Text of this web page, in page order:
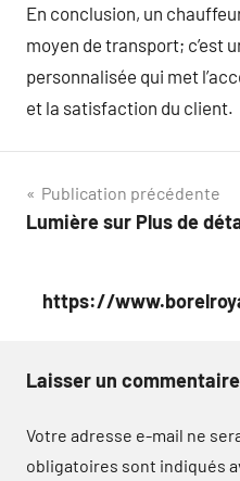
En conclusion, un
moyen de transport; c’est
personnalisée qui met
et la satisfaction du client.
Navigation
de
Publication précédente
Lumière sur Plus de
https://
Laisser un commentaire
Votre adresse e-mail ne
obligatoires sont indiqués